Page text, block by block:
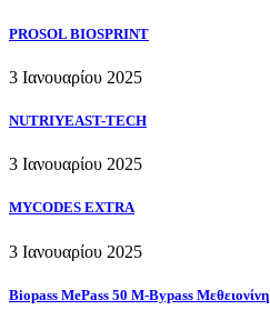
PROSOL BIOSPRINT
3 Ιανουαρίου 2025
NUTRIYEAST-TECH
3 Ιανουαρίου 2025
MYCODES EXTRA
3 Ιανουαρίου 2025
Biopass MePass 50 M-Bypass Μεθειονίνη